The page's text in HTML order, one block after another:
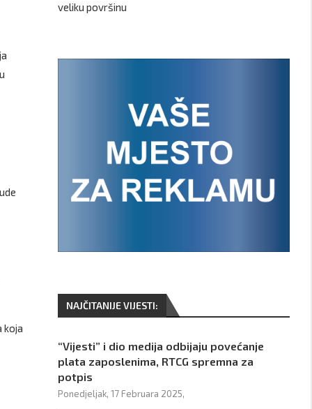
koja
veliku površinu
NAJČITANIJE VIJESTI:
“Vijesti” i dio medija odbijaju povećanje
plata zaposlenima, RTCG spremna za
potpis
Ponedjeljak, 17 Februara 2025,